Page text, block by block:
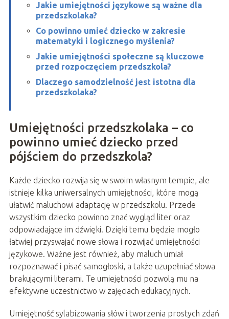
Jakie umiejętności językowe są ważne dla
przedszkolaka?
Co powinno umieć dziecko w zakresie
matematyki i logicznego myślenia?
Jakie umiejętności społeczne są kluczowe
przed rozpoczęciem przedszkola?
Dlaczego samodzielność jest istotna dla
przedszkolaka?
Umiejętności przedszkolaka – co
powinno umieć dziecko przed
pójściem do przedszkola?
Każde dziecko rozwija się w swoim własnym tempie, ale
istnieje kilka uniwersalnych umiejętności, które mogą
ułatwić maluchowi adaptację w przedszkolu. Przede
wszystkim dziecko powinno znać wygląd liter oraz
odpowiadające im dźwięki. Dzięki temu będzie mogło
łatwiej przyswajać nowe słowa i rozwijać umiejętności
językowe. Ważne jest również, aby maluch umiał
rozpoznawać i pisać samogłoski, a także uzupełniać słowa
brakującymi literami. Te umiejętności pozwolą mu na
efektywne uczestnictwo w zajęciach edukacyjnych.
Umiejętność sylabizowania słów i tworzenia prostych zdań